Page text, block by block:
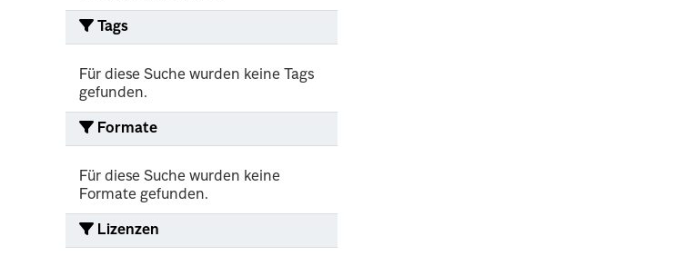
Tags
Für diese Suche wurden keine Tags
gefunden.
Formate
Für diese Suche wurden keine
Formate gefunden.
Lizenzen